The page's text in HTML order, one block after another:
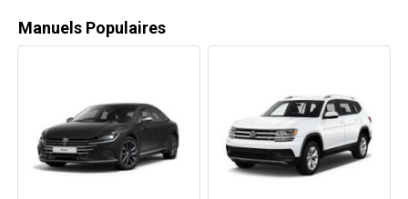
Manuels Populaires